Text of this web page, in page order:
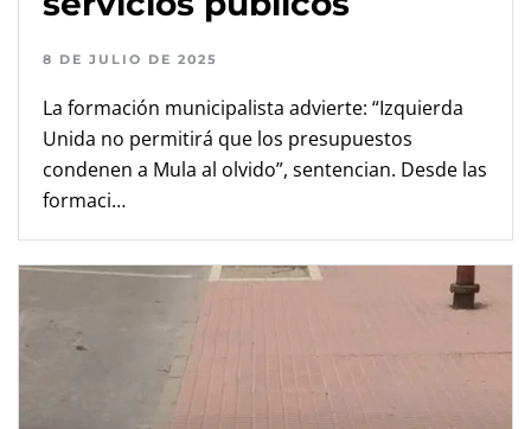
8 DE JULIO DE 2025
La formación municipalista advierte: “Izquierda
Unida no permitirá que los presupuestos
condenen a Mula al olvido”, sentencian. Desde las
formaci…